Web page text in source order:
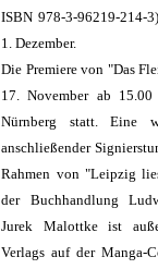
ISBN 978-3-96219-214-
1. Dezember.
Die Premiere von "Das
17. November ab
Nürnberg statt. Eine
anschließender
Rahmen von "Leipzig
der Buchhandlung
Jurek Malottke ist
Verlags auf der Manga-